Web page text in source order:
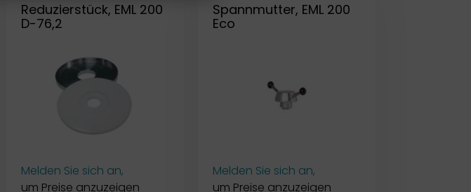
Reduzierstück, EML 200
D-76,2
Melden Sie sich an,
um Preise anzuzeigen
Spannmutter, EML 200
Eco
Melden Sie sich an,
um Preise anzuzeigen